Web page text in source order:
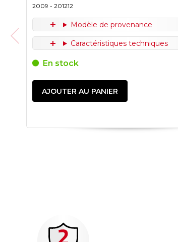
2009 - 201212
Modèle de provenance
Caractéristiques techniques
En stock
AJOUTER AU PANIER